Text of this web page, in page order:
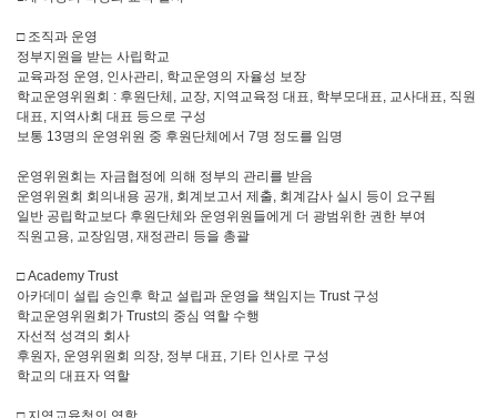
□ 조직과 운영
정부지원을 받는 사립학교
교육과정 운영, 인사관리, 학교운영의 자율성 보장
학교운영위원회 : 후원단체, 교장, 지역교육정 대표, 학부모대표, 교사대표, 직원
대표, 지역사회 대표 등으로 구성
보통 13명의 운영위원 중 후원단체에서 7명 정도를 임명
운영위원회는 자금협정에 의해 정부의 관리를 받음
운영위원회 회의내용 공개, 회계보고서 제출, 회계감사 실시 등이 요구됨
일반 공립학교보다 후원단체와 운영위원들에게 더 광범위한 권한 부여
직원고용, 교장임명, 재정관리 등을 총괄
□ Academy Trust
아카데미 설립 승인후 학교 설립과 운영을 책임지는 Trust 구성
학교운영위원회가 Trust의 중심 역할 수행
자선적 성격의 회사
후원자, 운영위원회 의장, 정부 대표, 기타 인사로 구성
학교의 대표자 역할